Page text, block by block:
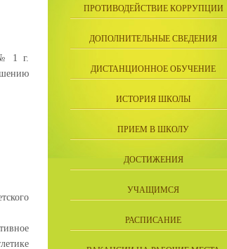
№ 1 г.
ПРОТИВОДЕЙСТВИЕ КОРРУПЦИИ
ДОПОЛНИТЕЛЬНЫЕ СВЕДЕНИЯ
ДИСТАНЦИОННОЕ ОБУЧЕНИЕ
ИСТОРИЯ ШКОЛЫ
ПРИЕМ В ШКОЛУ
ДОСТИЖЕНИЯ
УЧАЩИМСЯ
РАСПИСАНИЕ